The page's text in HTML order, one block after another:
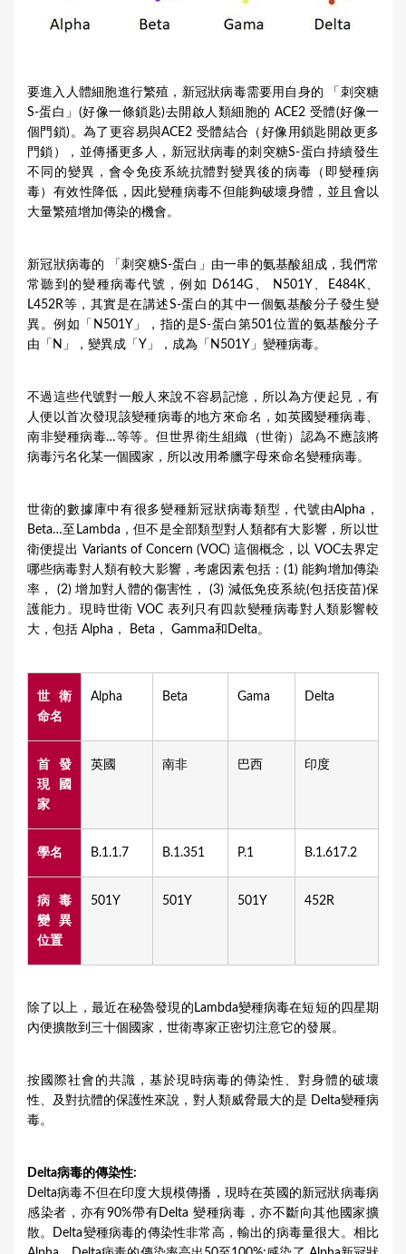
要進入人體細胞進行繁殖，新冠狀病毒需要用自身的 「刺突糖
S-蛋白」(好像一條鎖匙)去開啟人類細胞的 ACE2 受體(好像一
個門鎖)。為了更容易與ACE2 受體結合（好像用鎖匙開啟更多
門鎖），並傳播更多人，新冠狀病毒的刺突糖S-蛋白持續發生
不同的變異，會令免疫系統抗體對變異後的病毒（即變種病
毒）有效性降低，因此變種病毒不但能夠破壞身體，並且會以
大量繁殖增加傳染的機會。
新冠狀病毒的 「刺突糖S-蛋白」由一串的氨基酸組成，我們常
常聽到的變種病毒代號，例如 D614G、 N501Y、E484K、
L452R等，其實是在講述S-蛋白的其中一個氨基酸分子發生變
異。例如「N501Y」，指的是S-蛋白第501位置的氨基酸分子
由「N」，變異成「Y」，成為「N501Y」變種病毒。
不過這些代號對一般人來說不容易記憶，所以為方便起見，有
人便以首次發現該變種病毒的地方來命名，如英國變種病毒、
南非變種病毒…等等。但世界衛生組織（世衛）認為不應該將
病毒污名化某一個國家，所以改用希臘字母來命名變種病毒。
世衛的數據庫中有很多變種新冠狀病毒類型，代號由Alpha，
Beta…至Lambda，但不是全部類型對人類都有大影響，所以世
衛便提出 Variants of Concern (VOC) 這個概念，以 VOC去界定
哪些病毒對人類有較大影響，考慮因素包括：(1) 能夠增加傳染
率， (2) 增加對人體的傷害性， (3) 減低免疫系統(包括疫苗)保
護能力。現時世衛 VOC 表列只有四款變種病毒對人類影響較
大，包括 Alpha， Beta， Gamma和Delta。
世衛
命名
Alpha Beta Gama Delta
首發
現國
家
英國 南非 巴西 印度
學名 B.1.1.7 B.1.351 P.1 B.1.617.2
病毒
變異
位置
501Y 501Y 501Y 452R
除了以上，最近在秘魯發現的Lambda變種病毒在短短的四星期
內便擴散到三十個國家，世衛專家正密切注意它的發展。
按國際社會的共識，基於現時病毒的傳染性、對身體的破壞
性、及對抗體的保護性來說，對人類威脅最大的是 Delta變種病
毒。
Delta病毒的傳染性:
Delta病毒不但在印度大規模傳播，現時在英國的新冠狀病毒病
感染者，亦有90%帶有Delta 變種病毒，亦不斷向其他國家擴
散。Delta變種病毒的傳染性非常高，輸出的病毒量很大。相比